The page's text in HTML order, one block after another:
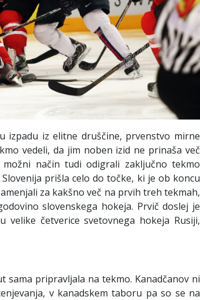
izpadu iz elitne druščine, prvenstvo mirne
vedeli, da jim noben izid ne prinaša več
način tudi odigrali zaključno tekmo
prišla celo do točke, ki je ob koncu
za kakšno več na prvih treh tekmah,
slovenskega hokeja. Prvič doslej je
četverice svetovnega hokeja Rusiji,
sama pripravljala na tekmo. Kanadčanov ni
v kanadskem taboru pa so se na